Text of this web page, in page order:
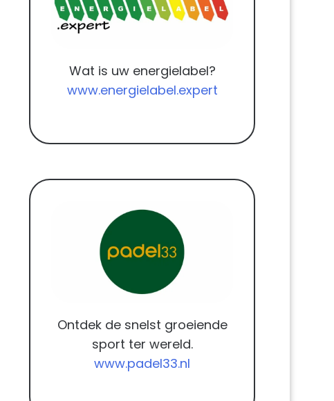
Wat is uw energielabel?
www.energielabel.expert
Ontdek de snelst groeiende
sport ter wereld.
www.padel33.nl